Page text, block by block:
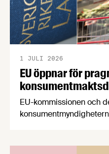
EU öppnar för
1 JULI 2026
EU-kommissionen och